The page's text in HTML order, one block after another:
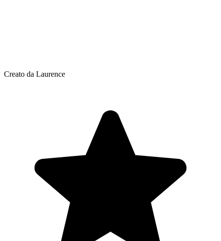
Creato da Laurence